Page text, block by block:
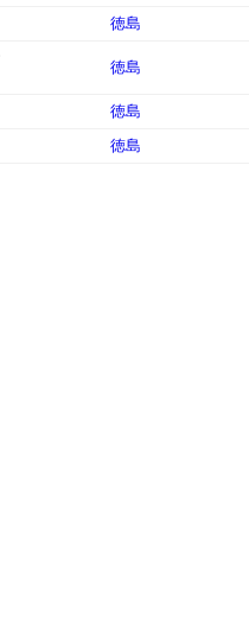
徳島
徳島
徳島
徳島